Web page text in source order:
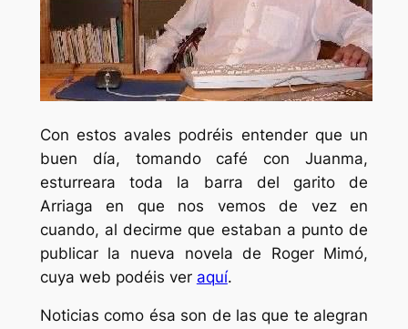
Con estos avales podréis entender que un
buen día, tomando café con Juanma,
esturreara toda la barra del garito de
Arriaga en que nos vemos de vez en
cuando, al decirme que estaban a punto de
publicar la nueva novela de Roger Mimó,
cuya web podéis ver aquí.
Noticias como ésa son de las que te alegran